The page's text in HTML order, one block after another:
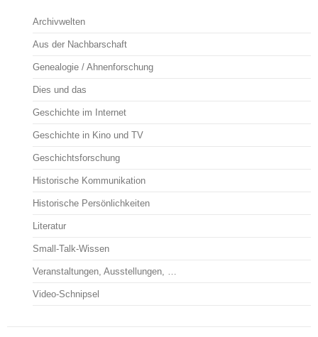
Archivwelten
Aus der Nachbarschaft
Genealogie / Ahnenforschung
Dies und das
Geschichte im Internet
Geschichte in Kino und TV
Geschichtsforschung
Historische Kommunikation
Historische Persönlichkeiten
Literatur
Small-Talk-Wissen
Veranstaltungen, Ausstellungen, …
Video-Schnipsel